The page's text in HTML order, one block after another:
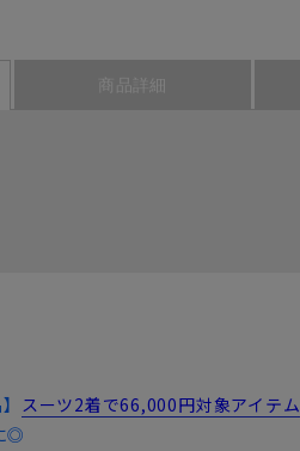
商品詳細
スーツ2着で66,000円対象アイテム
◎